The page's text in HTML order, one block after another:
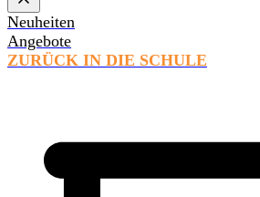
Neuheiten
Angebote
ZURÜCK IN DIE SCHULE